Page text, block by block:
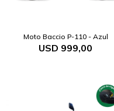
Moto Baccio P-110 - Azul
USD 999,00